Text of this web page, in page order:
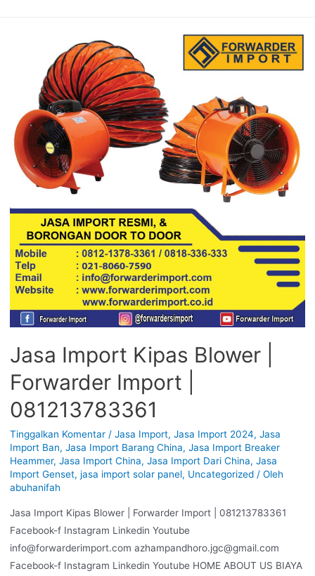
Jasa Import Kipas Blower |
Forwarder Import |
081213783361
Tinggalkan Komentar / Jasa Import, Jasa Import 2024, Jasa
Import Ban, Jasa Import Barang China, Jasa Import Breaker
Heammer, Jasa Import China, Jasa Import Dari China, Jasa
Import Genset, jasa import solar panel, Uncategorized/ Oleh
abuhanifah
Jasa Import Kipas Blower | Forwarder Import | 081213783361
Facebook-f Instagram Linkedin Youtube
info@forwarderimport.com azhampandhoro.jgc@gmail.com
Facebook-f Instagram Linkedin Youtube HOME ABOUT US BIAYA